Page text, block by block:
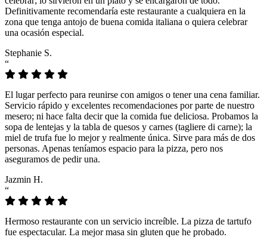
Definitivamente recomendaría este restaurante a cualquiera en la
zona que tenga antojo de buena comida italiana o quiera celebrar
una ocasión especial.
Stephanie S.
“
El lugar perfecto para reunirse con amigos o tener una cena familiar.
Servicio rápido y excelentes recomendaciones por parte de nuestro
mesero; ni hace falta decir que la comida fue deliciosa. Probamos la
sopa de lentejas y la tabla de quesos y carnes (tagliere di carne); la
miel de trufa fue lo mejor y realmente única. Sirve para más de dos
personas. Apenas teníamos espacio para la pizza, pero nos
aseguramos de pedir una.
Jazmin H.
“
Hermoso restaurante con un servicio increíble. La pizza de tartufo
fue espectacular. La mejor masa sin gluten que he probado.